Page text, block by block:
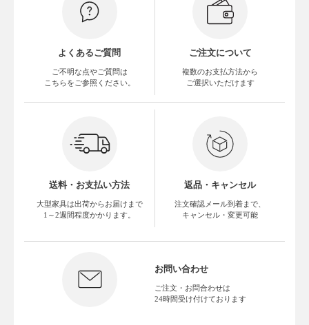
よくあるご質問
ご不明な点やご質問は
こちらをご参照ください。
ご注文について
複数のお支払方法から
ご選択いただけます
送料・お支払い方法
大型家具は出荷からお届けまで
1～2週間程度かかります。
返品・キャンセル
注文確認メール到着まで、
キャンセル・変更可能
お問い合わせ
ご注文・お問合わせは
24時間受け付けております